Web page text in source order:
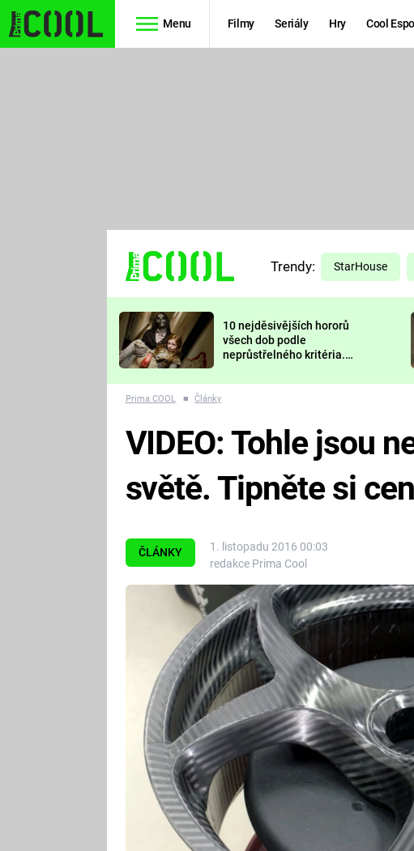
Menu Filmy Seriály Hry Cool
TŘESKU
FUTURAMA
PREDÁTOR
Trendy: StarHouse
10 nejděsivějších hororů
všech dob podle
neprůstřelného kritéria.
nejvíc zvednou tep?
Prima COOL ■ Články
ČLÁNKY
1. listopadu 2016 00:03
redakce Prima Cool
VIDEO: Tohle jsou
světě. Tipněte si